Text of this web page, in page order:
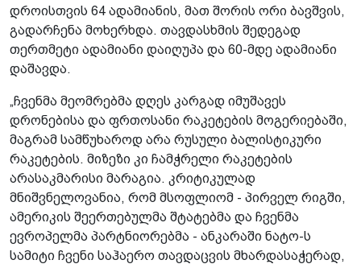
დროისთვის 64 ადამიანის, მათ შორის ორი ბავშვის,
გადარჩენა მოხერხდა. თავდასხმის შედეგად
თერთმეტი ადამიანი დაიღუპა და 60-მდე ადამიანი
დაშავდა.
„ჩვენმა მეომრებმა დღეს კარგად იმუშავეს
დრონებისა და ფრთოსანი რაკეტების მოგერიებაში,
მაგრამ სამწუხაროდ არა რუსული ბალისტიკური
რაკეტების. მიზეზი კი ჩამჭრელი რაკეტების
არასაკმარისი მარაგია. კრიტიკულად
მნიშვნელოვანია, რომ მსოფლიომ - პირველ რიგში,
ამერიკის შეერთებულმა შტატებმა და ჩვენმა
ევროპელმა პარტნიორებმა - ანკარაში ნატო-ს
სამიტი ჩვენი საჰაერო თავდაცვის მხარდასაჭერად,